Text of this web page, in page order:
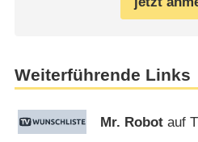
Weiterführende Links
Mr. Robot auf